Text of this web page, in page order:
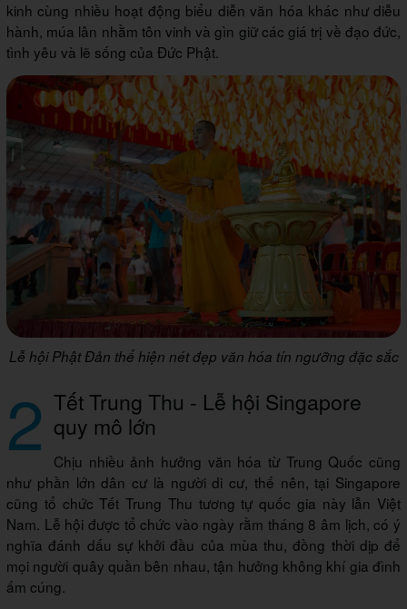
kinh cùng nhiều hoạt động biểu diễn văn hóa khác như diễu
hành, múa lân nhằm tôn vinh và gìn giữ các giá trị về đạo đức,
tình yêu và lẽ sống của Đức Phật.
Lễ hội Phật Đản thể hiện nét đẹp văn hóa tín ngưỡng đặc sắc
2 Tết Trung Thu - Lễ hội Singapore
quy mô lớn
Chịu nhiều ảnh hưởng văn hóa từ Trung Quốc cũng
như phần lớn dân cư là người di cư, thế nên, tại Singapore
cũng tổ chức Tết Trung Thu tương tự quốc gia này lẫn Việt
Nam. Lễ hội được tổ chức vào ngày rằm tháng 8 âm lịch, có ý
nghĩa đánh dấu sự khởi đầu của mùa thu, đồng thời dịp để
mọi người quây quần bên nhau, tận hưởng không khí gia đình
ấm cúng.